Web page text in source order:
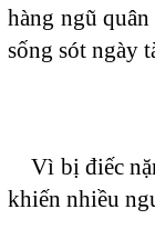
hàng ngũ
sống sót ngày
Vì bị điếc
khiến nhiều